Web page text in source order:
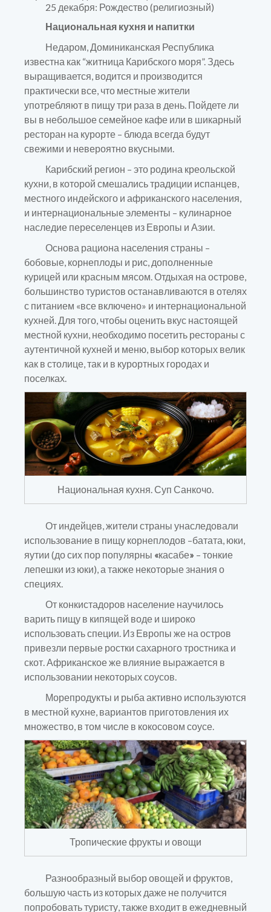
25 декабря: Рождество (религиозный)
Национальная кухня и напитки
Недаром, Доминиканская Республика
известна как “житница Карибского моря”. Здесь
выращивается, водится и производится
практически все, что местные жители
употребляют в пищу три раза в день. Пойдете ли
вы в небольшое семейное кафе или в шикарный
ресторан на курорте – блюда всегда будут
свежими и невероятно вкусными.
Карибский регион – это родина креольской
кухни, в которой смешались традиции испанцев,
местного индейского и африканского населения,
и интернациональные элементы – кулинарное
наследие переселенцев из Европы и Азии.
Основа рациона населения страны –
бобовые, корнеплоды и рис, дополненные
курицей или красным мясом. Отдыхая на острове,
большинство туристов останавливаются в отелях
с питанием «все включено» и интернациональной
кухней. Для того, чтобы оценить вкус настоящей
местной кухни, необходимо посетить рестораны с
аутентичной кухней и меню, выбор которых велик
как в столице, так и в курортных городах и
поселках.
Национальная кухня. Суп Санкочо.
От индейцев, жители страны унаследовали
использование в пищу корнеплодов –батата, юки,
яутии (до сих пор популярны «касабе» – тонкие
лепешки из юки), а также некоторые знания о
специях.
От конкистадоров население научилось
варить пищу в кипящей воде и широко
использовать специи. Из Европы же на остров
привезли первые ростки сахарного тростника и
скот. Африканское же влияние выражается в
использовании некоторых соусов.
Морепродукты и рыба активно используются
в местной кухне, вариантов приготовления их
множество, в том числе в кокосовом соусе.
Тропические фрукты и овощи
Разнообразный выбор овощей и фруктов,
большую часть из которых даже не получится
попробовать туристу, также входит в ежедневный